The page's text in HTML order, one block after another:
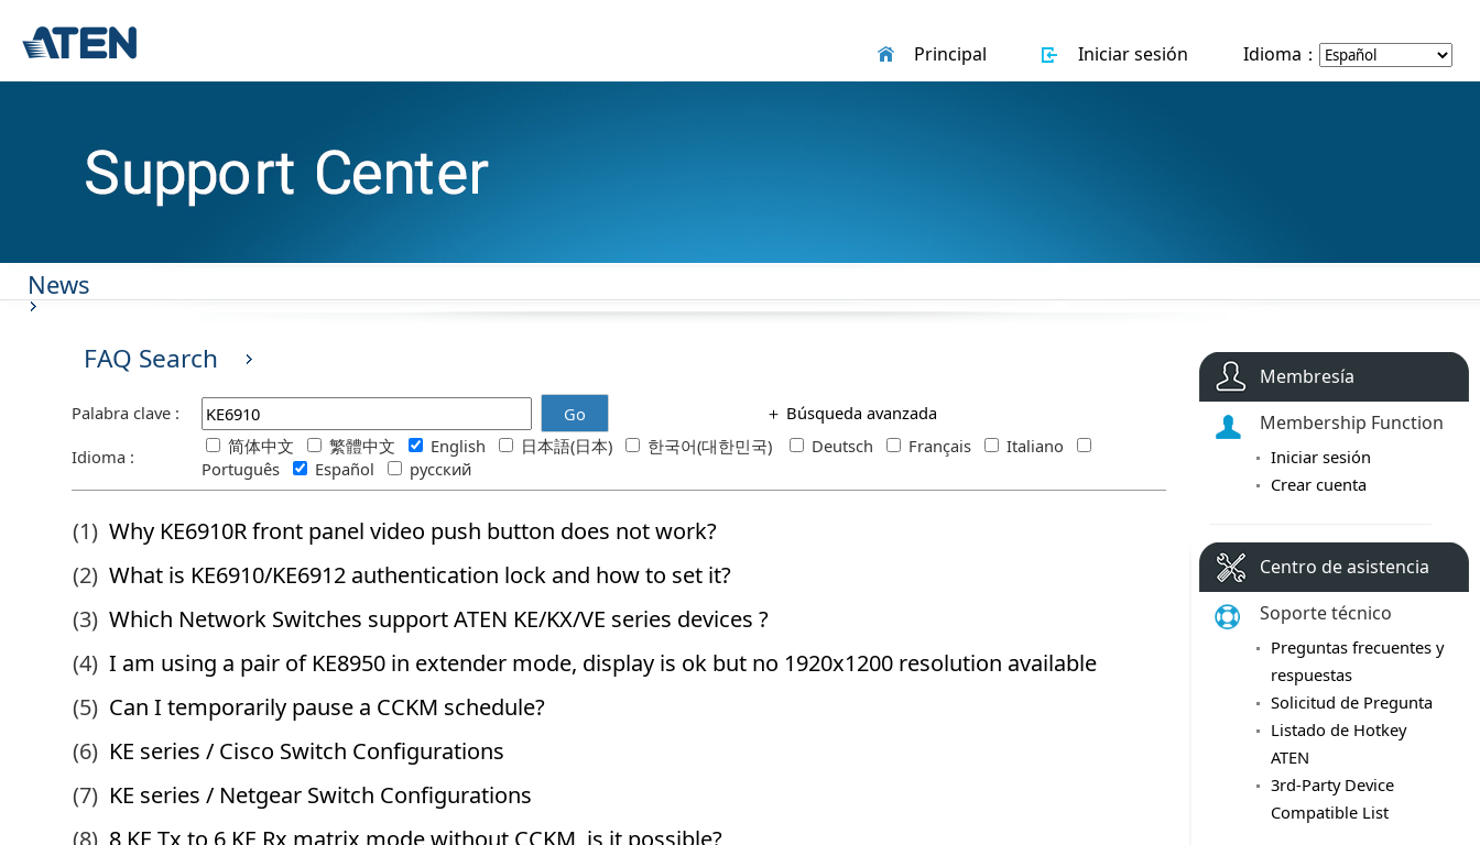
Principal Iniciar sesión Idioma：
News
FAQ Search
Palabra clave : Go ＋ Búsqueda avanzada
Idioma :
简体中文 繁體中文 English 日本語(日本) 한국어(대한민국) Deutsch Français
Italiano
Português
Español русский
Membresía
Membership Function
Iniciar sesión
Crear cuenta
Centro de asistencia
Soporte técnico
Preguntas frecuentes y
respuestas
Solicitud de Pregunta
Listado de Hotkey
ATEN
3rd-Party Device
Compatible List